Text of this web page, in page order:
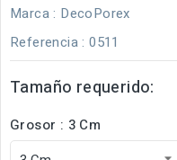
Marca : DecoPorex
Referencia : 0511
Tamaño requerido:
Grosor : 3 Cm